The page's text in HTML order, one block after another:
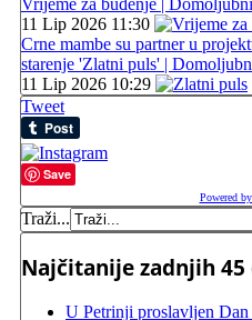
11 Lip 2026 11:30
Crne mambe su partner u
starenje 'Zlatni puls' |
11 Lip 2026 10:29
Tweet
Save
Powered
Traži...
Najčitanije zadnjih 45
U Petrinji proslavljen